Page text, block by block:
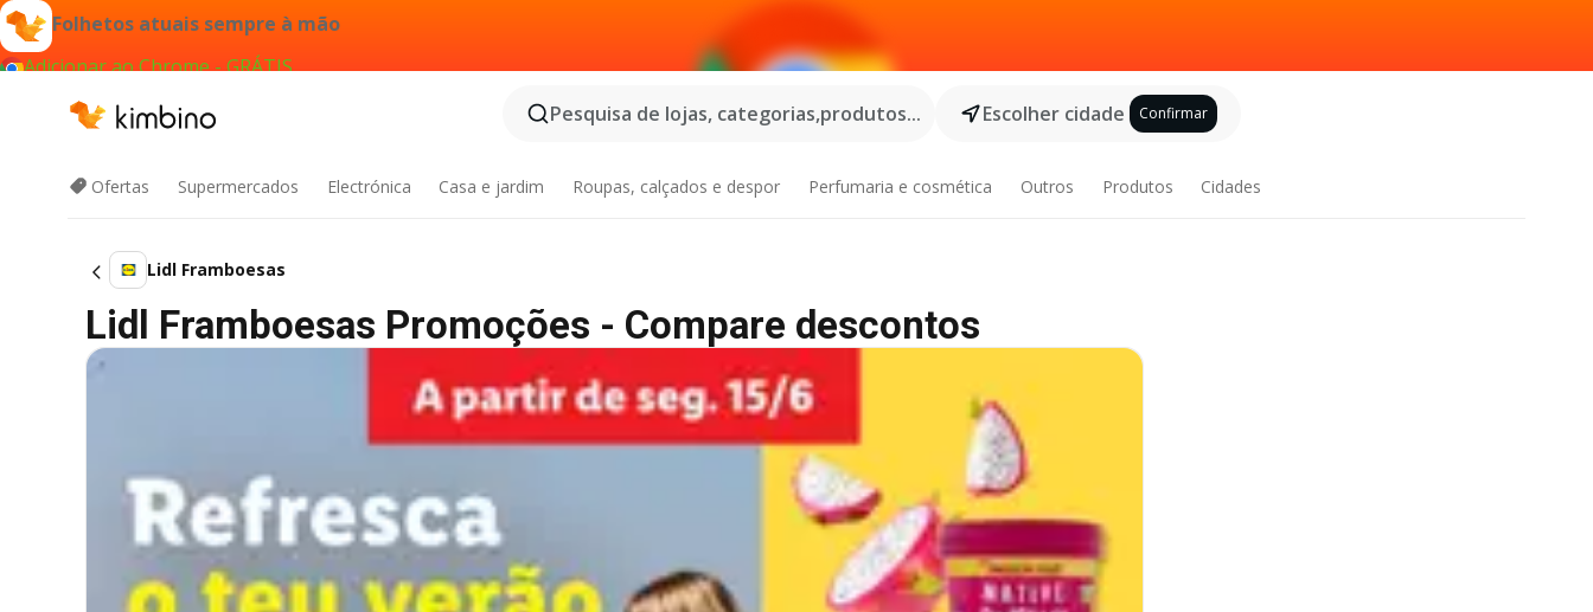
Folhetos atuais sempre à mão
Adicionar ao Chrome - GRÁTIS
Pesquisa de lojas, categorias,produtos...
Escolher cidade Confirmar
Ofertas Supermercados Electrónica Casa e jardim Roupas, calçados e despor Perfumaria e cosmética Outros Produtos Cidades
Lidl Framboesas
Lidl Framboesas Promoções - Compare descontos